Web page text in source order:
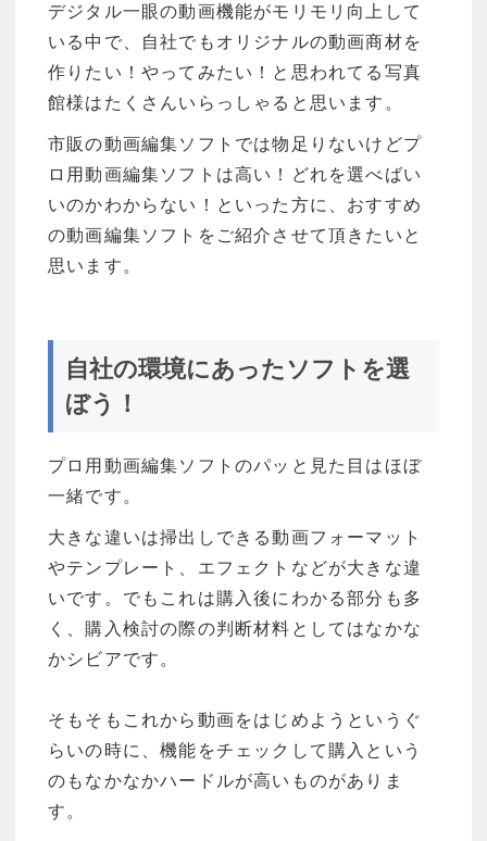
デジタル一眼の動画機能がモリモリ向上して
いる中で、自社でもオリジナルの動画商材を
作りたい！やってみたい！と思われてる写真
館様はたくさんいらっしゃると思います。
市販の動画編集ソフトでは物足りないけどプ
ロ用動画編集ソフトは高い！どれを選べばい
いのかわからない！といった方に、おすすめ
の動画編集ソフトをご紹介させて頂きたいと
思います。
自社の環境にあったソフトを選
ぼう！
プロ用動画編集ソフトのパッと見た目はほぼ
一緒です。
大きな違いは掃出しできる動画フォーマット
やテンプレート、エフェクトなどが大きな違
いです。でもこれは購入後にわかる部分も多
く、購入検討の際の判断材料としてはなかな
かシビアです。
そもそもこれから動画をはじめようというぐ
らいの時に、機能をチェックして購入という
のもなかなかハードルが高いものがありま
す。